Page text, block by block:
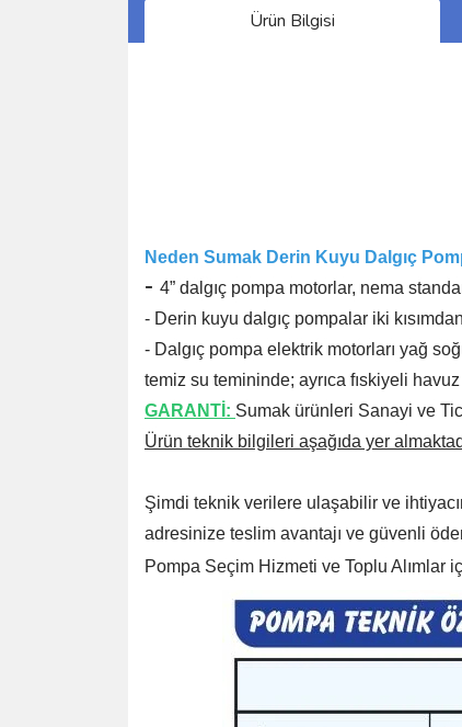
Ürün Bilgisi
Neden Sumak Derin Kuyu Dalgıç
- 4” dalgıç pompa motorlar, nema
- Derin kuyu dalgıç pompalar iki
- Dalgıç pompa elektrik motorları yağ
temiz su temininde; ayrıca fıskiyeli
GARANTİ: Sumak ürünleri Sanayi ve
Ürün teknik bilgileri aşağıda yer
Şimdi teknik verilere ulaşabilir ve
adresinize teslim avantajı ve güvenli
Pompa Seçim Hizmeti ve Toplu Alımlar